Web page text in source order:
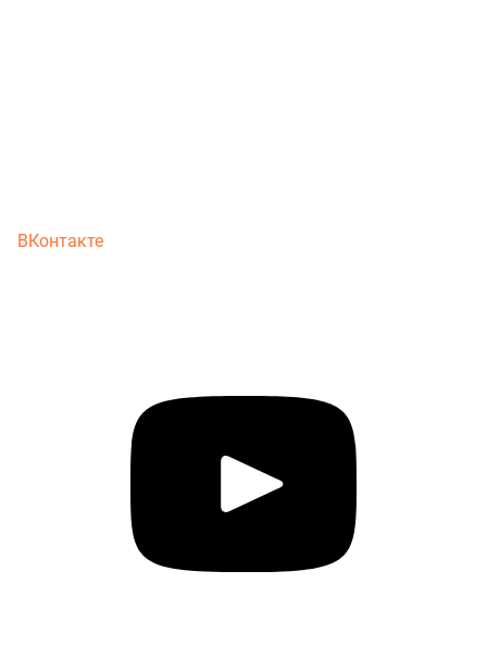
ВКонтакте